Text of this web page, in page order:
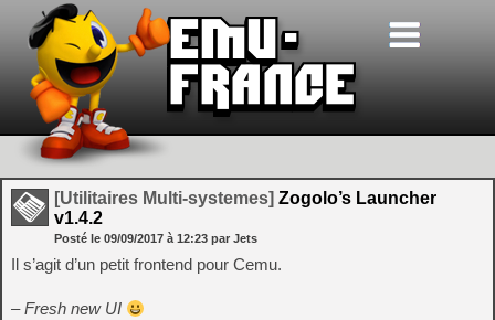
[Utilitaires Multi-systemes] Zogolo’s Launcher
v1.4.2
Posté le 09/09/2017 à 12:23 par Jets
Il s’agit d’un petit frontend pour Cemu.
– Fresh new UI